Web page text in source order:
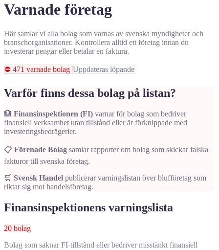
Varnade företag
Här samlar vi alla bolag som varnas av svenska myndigheter och
branschorganisationer. Kontrollera alltid ett företag innan du
investerar pengar eller betalar en faktura.
⛔ 471 varnade bolag Uppdateras löpande
Varför finns dessa bolag på listan?
🏦 Finansinspektionen (FI) varnar för bolag som bedriver
finansiell verksamhet utan tillstånd eller är förknippade med
investeringsbedrägerier.
📋 Förenade Bolag samlar rapporter om bolag som skickar falska
fakturor till svenska företag.
🛒 Svensk Handel publicerar varningslistan över blufföretag som
riktar sig mot handelsföretag.
Finansinspektionens varningslista
20 bolag
Bolag som saknar FI-tillstånd eller bedriver misstänkt finansiell